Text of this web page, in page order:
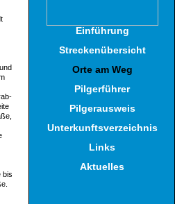
bis
Einführung
Streckenübersicht
Orte am Weg
Pilgerführer
Pilgerausweis
Unterkunftsverzeichnis
Links
Aktuelles